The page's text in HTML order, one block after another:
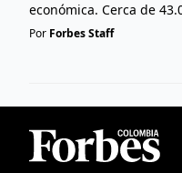
económica. Cerca de
Por Forbes Staff